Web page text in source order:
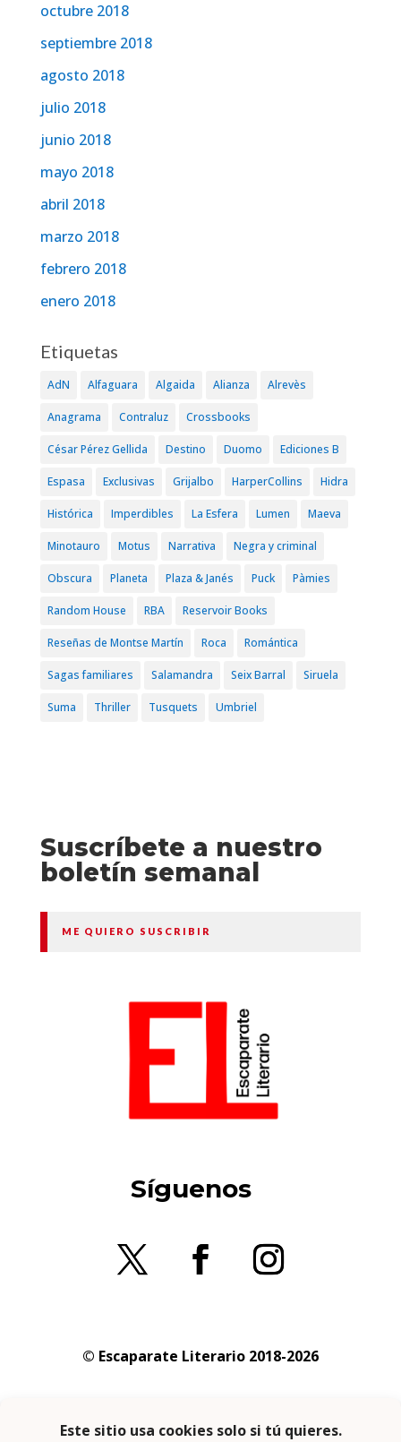
octubre 2018
septiembre 2018
agosto 2018
julio 2018
junio 2018
mayo 2018
abril 2018
marzo 2018
febrero 2018
enero 2018
Etiquetas
AdN Alfaguara Algaida Alianza Alrevès
Anagrama Contraluz Crossbooks
César Pérez Gellida Destino Duomo Ediciones B
Espasa Exclusivas Grijalbo HarperCollins Hidra
Histórica Imperdibles La Esfera Lumen Maeva
Minotauro Motus Narrativa Negra y criminal
Obscura Planeta Plaza & Janés Puck Pàmies
Random House RBA Reservoir Books
Reseñas de Montse Martín Roca Romántica
Sagas familiares Salamandra Seix Barral Siruela
Suma Thriller Tusquets Umbriel
Suscríbete a nuestro
boletín semanal
ME QUIERO SUSCRIBIR
Síguenos
© Escaparate Literario 2018-2026
privacidad